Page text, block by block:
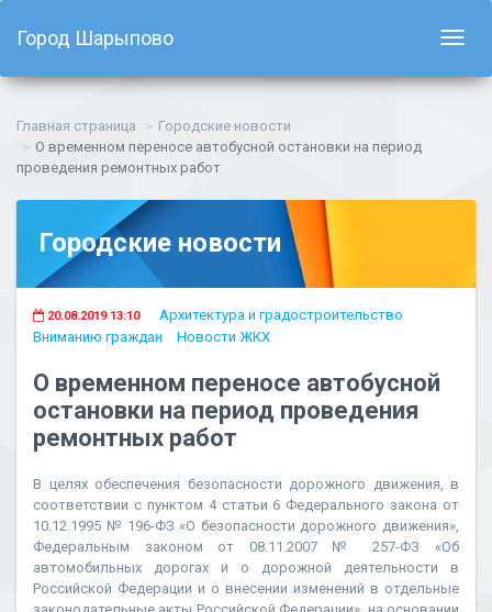
Город Шарыпово
Главная страница
Городские новости
О временном переносе автобусной остановки на период
проведения ремонтных работ
Городские новости
20.08.2019 13:10
Архитектура и градостроительство
Вниманию граждан
Новости ЖКХ
О временном переносе автобусной
остановки на период проведения
ремонтных работ
В целях обеспечения безопасности дорожного движения, в
соответствии с пунктом 4 статьи 6 Федерального закона от
10.12.1995 № 196-ФЗ «О безопасности дорожного движения»,
Федеральным законом от 08.11.2007 № 257-ФЗ «Об
автомобильных дорогах и о дорожной деятельности в
Российской Федерации и о внесении изменений в отдельные